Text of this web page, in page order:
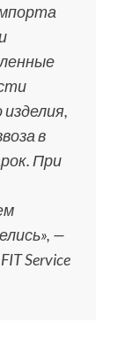
в
При
—
Service